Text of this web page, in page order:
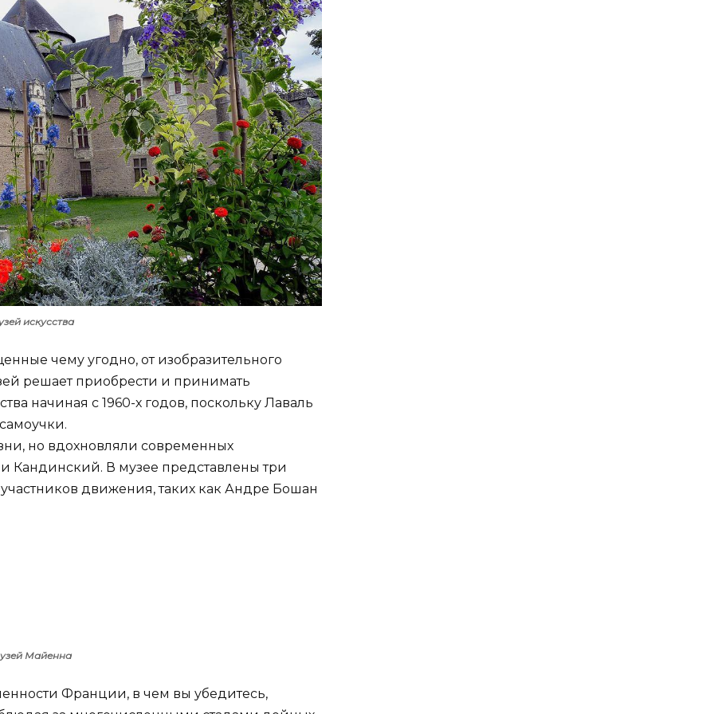
искусства
чему угодно, от изобразительного
решает приобрести и принимать
начиная с 1960-х годов, поскольку Лаваль
но вдохновляли современных
Кандинский. В музее представлены три
движения, таких как Андре Бошан
Майенна
Франции, в чем вы убедитесь,